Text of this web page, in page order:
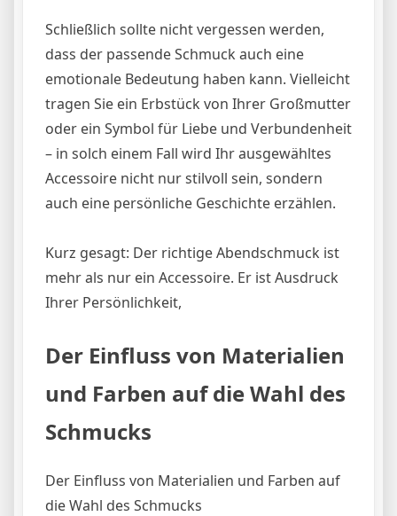
Schließlich sollte nicht vergessen werden,
dass der passende Schmuck auch eine
emotionale Bedeutung haben kann. Vielleicht
tragen Sie ein Erbstück von Ihrer Großmutter
oder ein Symbol für Liebe und Verbundenheit
– in solch einem Fall wird Ihr ausgewähltes
Accessoire nicht nur stilvoll sein, sondern
auch eine persönliche Geschichte erzählen.
Kurz gesagt: Der richtige Abendschmuck ist
mehr als nur ein Accessoire. Er ist Ausdruck
Ihrer Persönlichkeit,
Der Einfluss von Materialien
und Farben auf die Wahl des
Schmucks
Der Einfluss von Materialien und Farben auf
die Wahl des Schmucks